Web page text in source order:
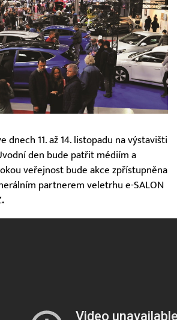
dnech 11. až 14. listopadu na výstavišti
den bude patřit médiím a
veřejnost bude akce zpřístupněna
partnerem veletrhu e-SALON
.